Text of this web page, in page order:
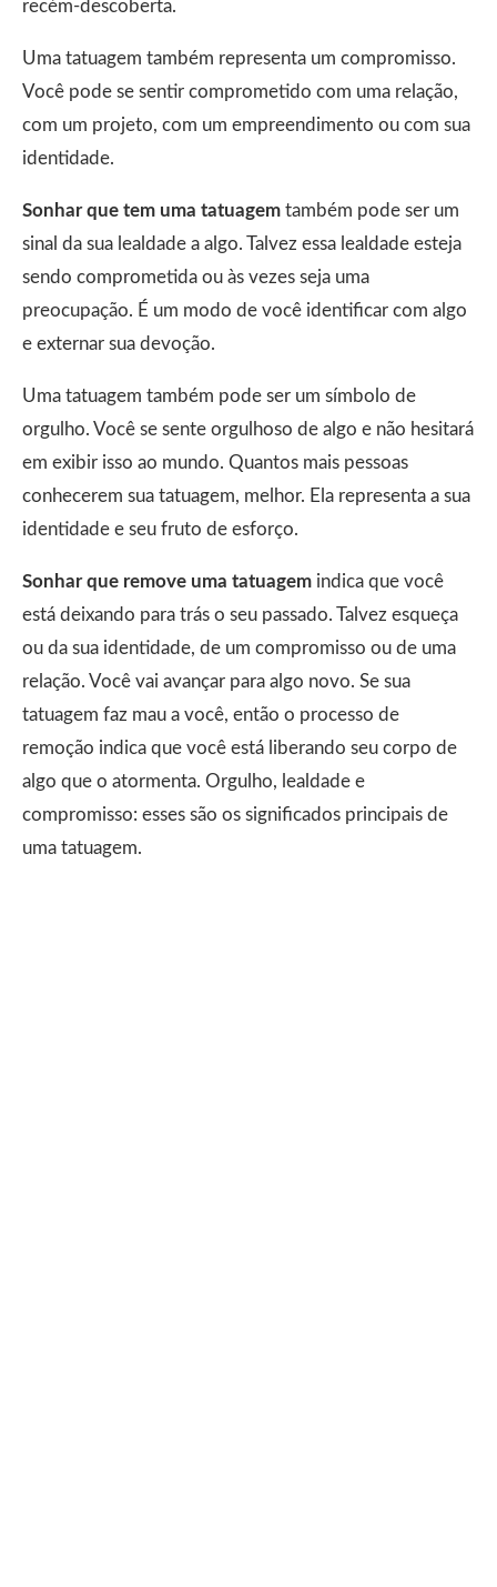
recém-descoberta.
Uma tatuagem também representa um compromisso.
Você pode se sentir comprometido com uma relação,
com um projeto, com um empreendimento ou com sua
identidade.
Sonhar que tem uma tatuagem também pode ser um
sinal da sua lealdade a algo. Talvez essa lealdade esteja
sendo comprometida ou às vezes seja uma
preocupação. É um modo de você identificar com algo
e externar sua devoção.
Uma tatuagem também pode ser um símbolo de
orgulho. Você se sente orgulhoso de algo e não hesitará
em exibir isso ao mundo. Quantos mais pessoas
conhecerem sua tatuagem, melhor. Ela representa a sua
identidade e seu fruto de esforço.
Sonhar que remove uma tatuagem indica que você
está deixando para trás o seu passado. Talvez esqueça
ou da sua identidade, de um compromisso ou de uma
relação. Você vai avançar para algo novo. Se sua
tatuagem faz mau a você, então o processo de
remoção indica que você está liberando seu corpo de
algo que o atormenta. Orgulho, lealdade e
compromisso: esses são os significados principais de
uma tatuagem.